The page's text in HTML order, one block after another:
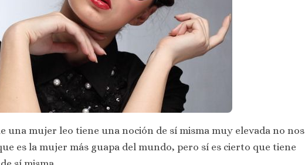
una mujer leo tiene una noción de sí misma muy elevada no nos
es la mujer más guapa del mundo, pero sí es cierto que tiene